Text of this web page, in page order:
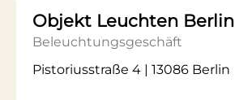
Objekt Leuchten Berlin
Beleuchtungsgeschäft
Pistoriusstraße 4 | 13086 Berlin